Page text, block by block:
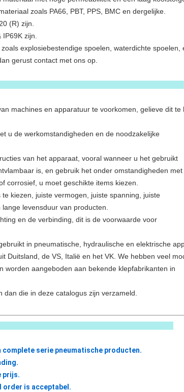
zoals PA66, PBT, PPS, BMC en dergelijke.
(R) zijn.
IP69K zijn.
explosiebestendige spoelen, waterdichte spoelen,
gerust contact met ons op.
op
machines en apparatuur te voorkomen, gelieve dit te
u de werkomstandigheden en de noodzakelijke
van het apparaat, vooral wanneer u het gebruikt
is, en gebruik het onder omstandigheden
corrosief, u moet geschikte items kiezen.
kiezen, juiste vermogen, juiste spanning, juiste
levensduur van producten.
en de verbinding, dit is de voorwaarde voor
in pneumatische, hydraulische en elektrische
Duitsland, de VS, Italië en het VK. We hebben veel
worden aangeboden aan bekende klepfabrikanten in
die in deze catalogus zijn verzameld.
ons kiezen
serie pneumatische producten.
prijs.
order is acceptabel.